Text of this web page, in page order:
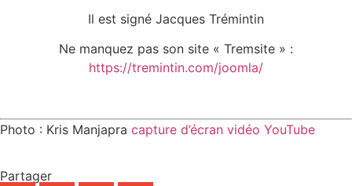
Il est signé Jacques Trémintin
Ne manquez pas son site « Tremsite » :
https://tremintin.com/joomla/
Photo : Kris Manjapra capture d’écran vidéo YouTube
Partager